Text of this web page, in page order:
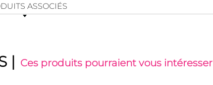
ASSOCIÉS
| Ces produits pourraient vous intéresser